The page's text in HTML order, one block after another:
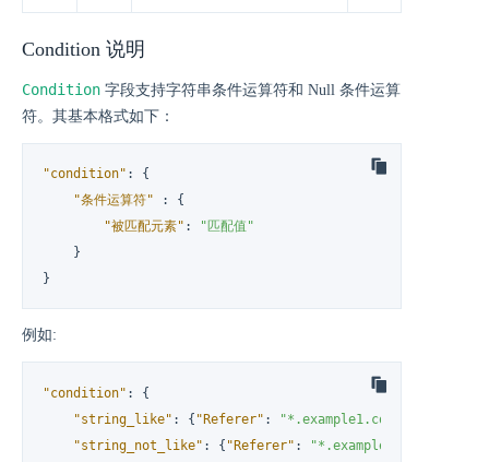
Condition 说明
Condition 字段支持字符串条件运算符和 Null 条件运算
符。其基本格式如下：
"condition" :
{
"条件运算符"
:
{
"被匹配元素" :
"匹配值"
}
}
例如:
"condition" :
{
"string_like" : { "Referer" : "*.example1.com"
"string_not_like" : { "Referer" : "*.example2.com"